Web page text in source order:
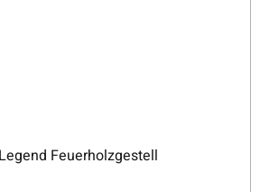
Feuerholzgestell